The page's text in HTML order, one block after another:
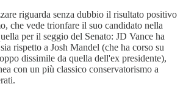
riguarda senza dubbio il risultato positivo
che vede trionfare il suo candidato nella
per il seggio del Senato: JD Vance ha
rispetto a Josh Mandel (che ha corso su
dissimile da quella dell'ex presidente),
con un più classico conservatorismo a